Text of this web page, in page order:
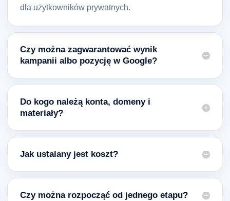
dla użytkowników prywatnych.
Czy można zagwarantować wynik
kampanii albo pozycję w Google?
Do kogo należą konta, domeny i
materiały?
Jak ustalany jest koszt?
Czy można rozpocząć od jednego etapu?